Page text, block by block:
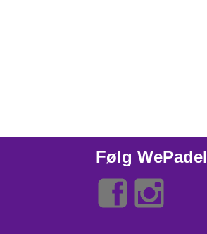
Følg WePadel